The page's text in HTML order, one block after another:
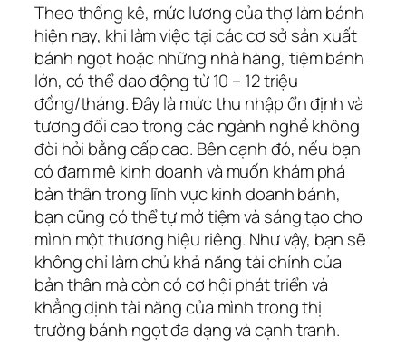
Theo thống kê, mức lương của thợ làm bánh
hiện nay, khi làm việc tại các cơ sở sản xuất
bánh ngọt hoặc những nhà hàng, tiệm bánh
lớn, có thể dao động từ 10 – 12 triệu
đồng/tháng. Đây là mức thu nhập ổn định và
tương đối cao trong các ngành nghề không
đòi hỏi bằng cấp cao. Bên cạnh đó, nếu bạn
có đam mê kinh doanh và muốn khám phá
bản thân trong lĩnh vực kinh doanh bánh,
bạn cũng có thể tự mở tiệm và sáng tạo cho
mình một thương hiệu riêng. Như vậy, bạn sẽ
không chỉ làm chủ khả năng tài chính của
bản thân mà còn có cơ hội phát triển và
khẳng định tài năng của mình trong thị
trường bánh ngọt đa dạng và cạnh tranh.